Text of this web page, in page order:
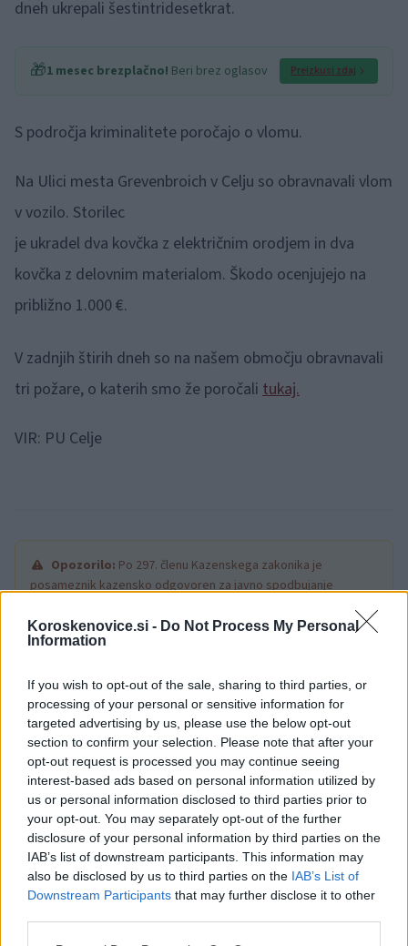
Koroskenovice.si - Do Not Process My Personal
Information
If you wish to opt-out of the sale, sharing to third parties, or
processing of your personal or sensitive information for
targeted advertising by us, please use the below opt-out
section to confirm your selection. Please note that after your
opt-out request is processed you may continue seeing
interest-based ads based on personal information utilized by
us or personal information disclosed to third parties prior to
your opt-out. You may separately opt-out of the further
disclosure of your personal information by third parties on the
IAB’s list of downstream participants. This information may
also be disclosed by us to third parties on the IAB’s List of
Downstream Participants that may further disclose it to other
dneh ukrepali šestintridesetkrat.
🎁1 mesec brezplačno! Beri brez oglasov Preizkusi zdaj
S področja kriminalitete poročajo o vlomu.
Na Ulici mesta Grevenbroich v Celju so obravnavali vlom
v vozilo. Storilec
je ukradel dva kovčka z električnim orodjem in dva
kovčka z delovnim materialom. Škodo ocenjujejo na
približno 1.000 €.
V zadnjih štirih dneh so na našem območju obravnavali
tri požare, o katerih smo že poročali tukaj.
VIR: PU Celje
Opozorilo: Po 297. členu Kazenskega zakonika je
posameznik kazensko odgovoren za javno spodbujanje
rasističnimi, diskriminatornimi ali nezakonitimi vsebinami bodo
odstranjeni. Pravila komentiranja →
Failed to fetch
Občine: Radlje ob Dravi
Kategorije: Policijsko poročilo
Ključne besede: požar
prometna nesreča